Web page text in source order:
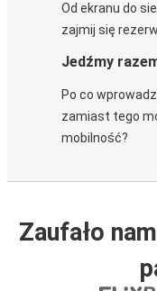
Od ekranu do
zajmij się
Jedźmy
Po co
zamiast tego
mobilność?
Zaufało